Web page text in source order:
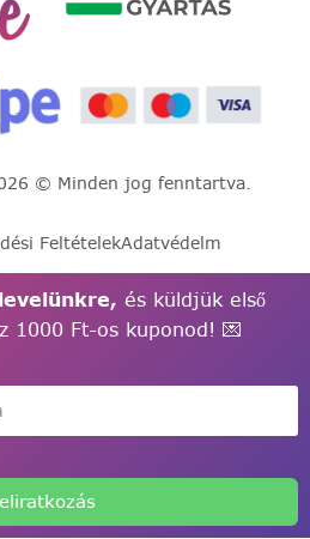
© Minden jog fenntartva.
FeltételekAdatvédelm
és küldjük első
1000 Ft-os kuponod! 💌